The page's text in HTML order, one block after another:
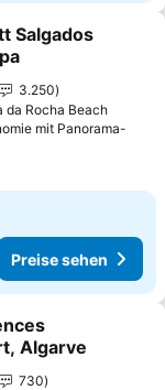
hinzufügen
Salgados
3.250
da Rocha Beach
mit Panorama-
Preise sehen
hinzufügen
Algarve
730